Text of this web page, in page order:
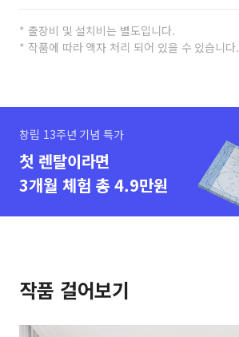
* 출장비 및 설치비는 별도입니다.
* 작품에 따라 액자 처리 되어 있을 수 있습니다.
창립 13주년 기념 특가
첫 렌탈이라면
3개월 체험 총 4.9만원
작품 걸어보기